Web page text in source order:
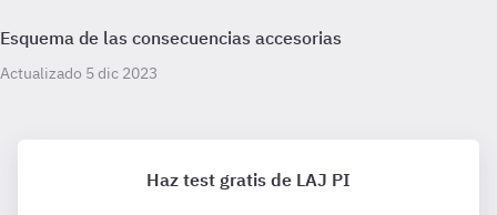
Esquema de las consecuencias accesorias
Actualizado 5 dic 2023
Haz test gratis de LAJ PI